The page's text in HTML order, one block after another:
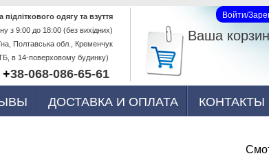
ДОСТАВКА И ОПЛАТА КОНТАКТЫ
Вход на
Войти/
Ваша
підліткового одягу та взуття
з 9:00 до 18:00 (без вихідних)
Полтавська обл., Кременчук
в 14-поверховому будинку)
+38-068-086-65-61